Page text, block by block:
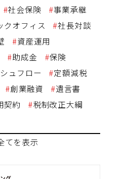
社会保険
事業承継
クオフィス
社長対談
資産運用
助成金
保険
ュフロー
定額減税
創業融資
遺言書
契約
税制改正大綱
てを表示